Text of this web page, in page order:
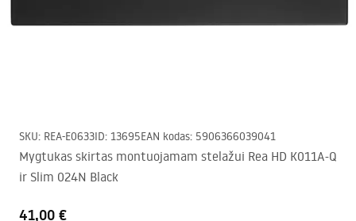
SKU: REA-E0633ID: 13695EAN kodas: 5906366039041
Mygtukas skirtas montuojamam stelažui Rea HD K011A-Q
ir Slim 024N Black
41,00 €